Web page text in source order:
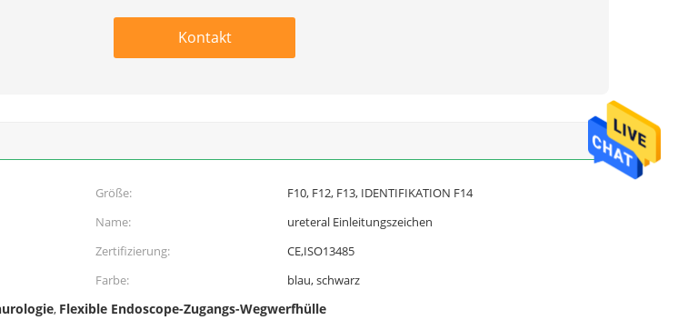
Kontakt
Größe:
F10, F12, F13, IDENTIFIKATION F14
Name:
ureteral Einleitungszeichen
Zertifizierung:
CE,ISO13485
Farbe:
blau, schwarz
, Flexible Endoscope-Zugangs-Wegwerfhülle